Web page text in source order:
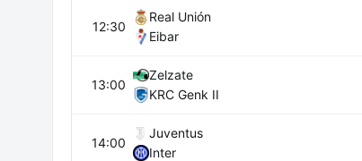
12:30
Real Unión
Eibar
13:00
Zelzate
KRC Genk II
14:00
Juventus
Inter